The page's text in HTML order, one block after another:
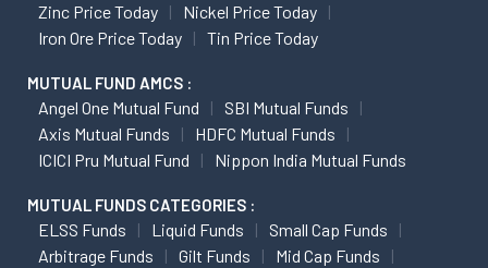
Zinc Price Today
Nickel Price Today
Iron Ore Price Today
Tin Price Today
MUTUAL FUND AMCS :
Angel One Mutual Fund
SBI Mutual Funds
Axis Mutual Funds
HDFC Mutual Funds
ICICI Pru Mutual Fund
Nippon India Mutual Funds
MUTUAL FUNDS CATEGORIES :
ELSS Funds Liquid Funds
Small Cap Funds
Arbitrage Funds
Gilt Funds
Mid Cap Funds